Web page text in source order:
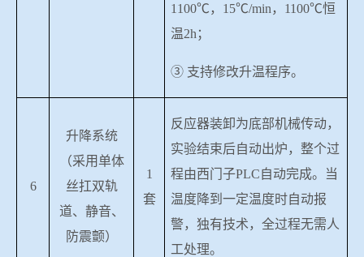
1100℃， 15℃/min ， 1100℃恒
温2h ；
③ 支持修改升温程序。
6
升降系统
（采用单体
丝扛双轨
道、静音、
防震颤）
1
套
反应器装卸为底部机械传动，
实验结束后自动出炉，整个过
程由西门子PLC自动完成。当
温度降到一定温度时自动报
警，独有技术，全过程无需人
工处理。